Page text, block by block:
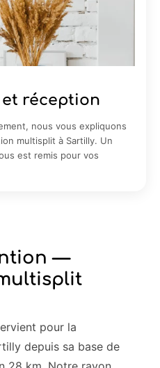
et réception
nous vous expliquons
multisplit à Sartilly. Un
est remis pour vos
—
pour la
depuis sa base de